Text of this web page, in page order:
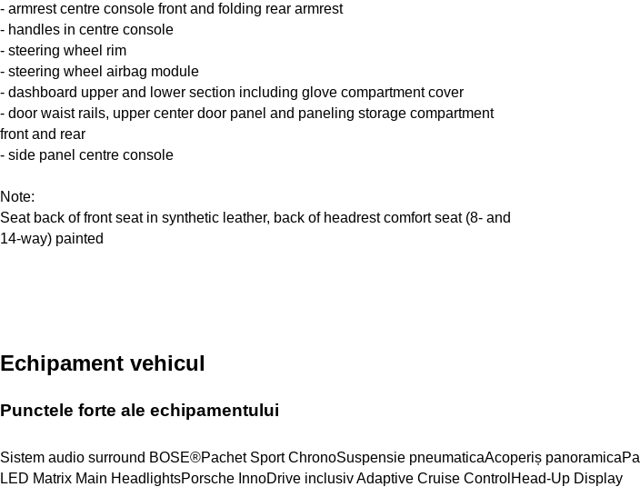
- armrest centre console front and folding rear armrest
- handles in centre console
- steering wheel rim
- steering wheel airbag module
- dashboard upper and lower section including glove compartment cover
- door waist rails, upper center door panel and paneling storage compartment
front and rear
- side panel centre console
Note:
Seat back of front seat in synthetic leather, back of headrest comfort seat (8- and
14-way) painted
Echipament vehicul
Punctele forte ale echipamentului
Sistem audio surround BOSE®Pachet Sport ChronoSuspensie pneumaticaAcoperiș panoramica
LED Matrix Main HeadlightsPorsche InnoDrive inclusiv Adaptive Cruise Control Head-Up Display